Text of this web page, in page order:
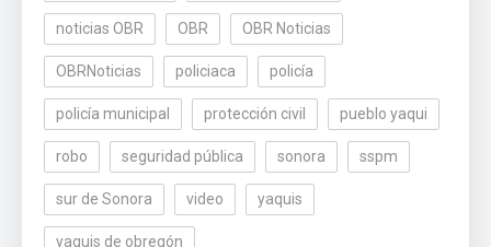
noticias OBR OBR OBR Noticias
OBRNoticias policiaca policía
policía municipal protección civil pueblo yaqui
robo seguridad pública sonora sspm
sur de Sonora video yaquis
yaquis de obregón